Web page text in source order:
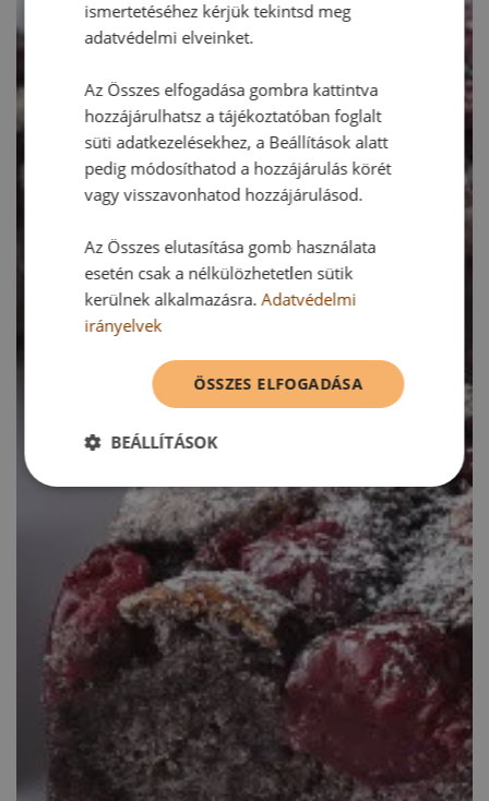
ismertetéséhez kérjük tekintsd meg
adatvédelmi elveinket.
Az Összes elfogadása gombra kattintva
hozzájárulhatsz a tájékoztatóban foglalt
süti adatkezelésekhez, a Beállítások alatt
pedig módosíthatod a hozzájárulás körét
vagy visszavonhatod hozzájárulásod.
Az Összes elutasítása gomb használata
esetén csak a nélkülözhetetlen sütik
kerülnek alkalmazásra.Adatvédelmi
irányelvek
ÖSSZES ELFOGADÁSA
BEÁLLÍTÁSOK